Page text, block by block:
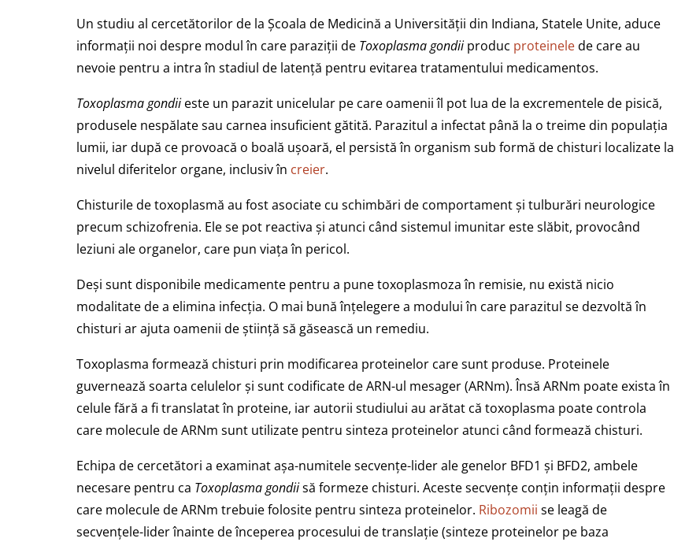
Un studiu al cercetătorilor de la Școala de Medicină a Universității din Indiana, Statele Unite, aduce
informații noi despre modul în care paraziții de Toxoplasma gondiiproduc proteinelede care au
nevoie pentru a intra în stadiul de latență pentru evitarea tratamentului medicamentos.
Toxoplasma gondiieste un parazit unicelular pe care oamenii îl pot lua de la excrementele de pisică,
produsele nespălate sau carnea insuficient gătită. Parazitul a infectat până la o treime din populația
lumii, iar după ce provoacă o boală ușoară, el persistă în organism sub formă de chisturi localizate la
nivelul diferitelor organe, inclusiv în creier.
Chisturile de toxoplasmă au fost asociate cu schimbări de comportament și tulburări neurologice
precum schizofrenia. Ele se pot reactiva și atunci când sistemul imunitar este slăbit, provocând
leziuni ale organelor, care pun viața în pericol.
Deși sunt disponibile medicamente pentru a pune toxoplasmoza în remisie, nu există nicio
modalitate de a elimina infecția. O mai bună înțelegere a modului în care parazitul se dezvoltă în
chisturi ar ajuta oamenii de știință să găsească un remediu.
Toxoplasma formează chisturi prin modificarea proteinelor care sunt produse. Proteinele
guvernează soarta celulelor și sunt codificate de ARN-ul mesager (ARNm). Însă ARNm poate exista în
celule fără a fi translatat în proteine, iar autorii studiului au arătat că toxoplasma poate controla
care molecule de ARNm sunt utilizate pentru sinteza proteinelor atunci când formează chisturi.
Echipa de cercetători a examinat așa-numitele secvențe-lider ale genelor BFD1 și BFD2, ambele
necesare pentru ca Toxoplasma gondiisă formeze chisturi. Aceste secvențe conțin informații despre
care molecule de ARNm trebuie folosite pentru sinteza proteinelor. Ribozomii se leagă de
secvențele-lider înainte de începerea procesului de translație (sinteze proteinelor pe baza